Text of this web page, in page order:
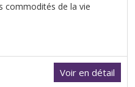
commodités de la vie
Voir en détail